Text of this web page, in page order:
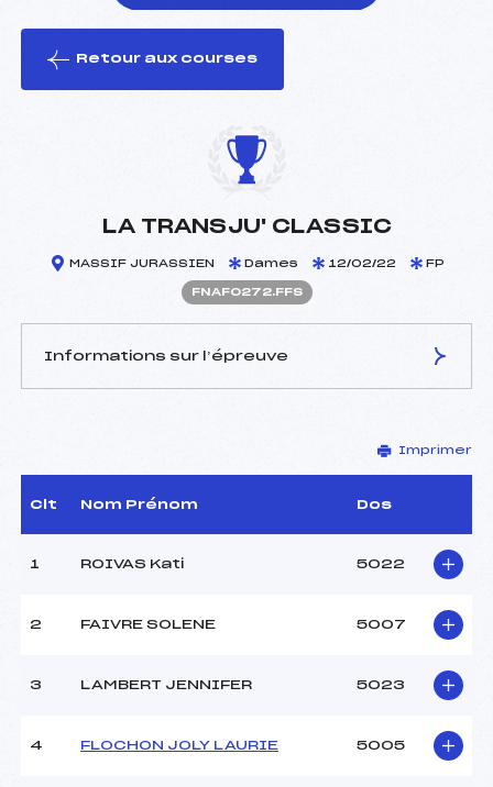
le ski
Retour aux courses
LA TRANSJU' CLASSIC
MASSIF JURASSIEN Dames 12/02/22 FP
FNAF0272.FFS
Informations sur l’épreuve
LOCATELLI DOMINIQUE
(DA)
D.T Adjoint :
MAGAND GUY (DA)
CARACTÉRISTIQUES DE LA PISTE
Neuve
48 km
Point Bas :
Imprimer
Clt Nom Prénom Dos
1 ROIVAS Kati 5022
2 FAIVRE SOLENE 5007
3 LAMBERT JENNIFER 5023
4 FLOCHON JOLY LAURIE 5005